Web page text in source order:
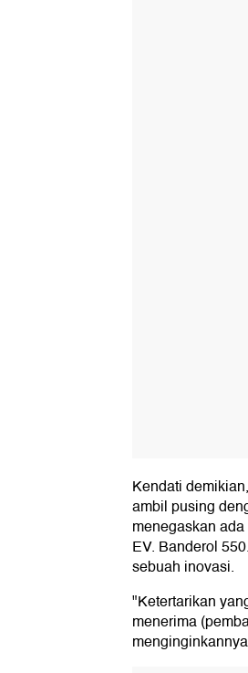
Kendati
ambil pusing
menegaskan
EV. Banderol
sebuah inovasi.
"Ketertarikan
menerima